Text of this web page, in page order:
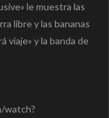
le muestra las
libre y las bananas
viaje» y la banda de
watch?